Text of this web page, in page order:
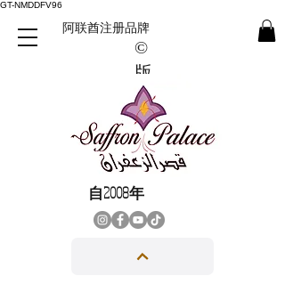
GT-NMDDFV96
阿联酋注册品牌
©
版
權
所
有
自2008年